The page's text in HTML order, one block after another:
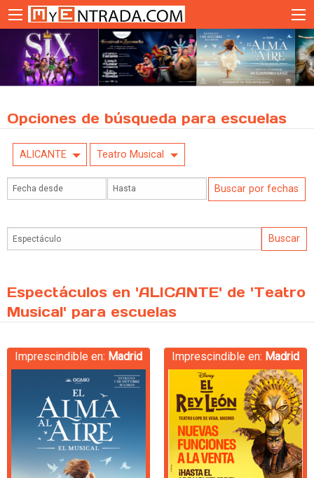
Opciones de búsqueda para escuelas
ALICANTE Teatro Musical
Espectáculos en 'ALICANTE' de 'Teatro
Musical' para escuelas
Imprescindible en: Madrid Imprescindible en: Madrid